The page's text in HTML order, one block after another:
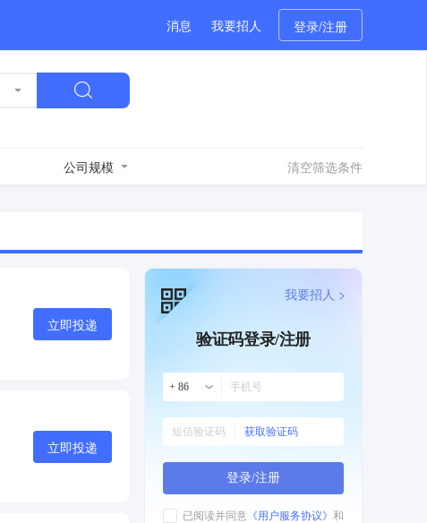
消息 我要招人 登录/注册
公司规模 清空筛选条件
立即投递
立即投递
验证码登录/注册
+ 86
获取验证码
登录/注册
已阅读并同意 《用户服务协议》 和
我要招人 >